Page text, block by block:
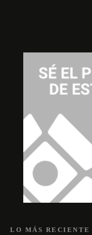
LO MÁS RECIENTE